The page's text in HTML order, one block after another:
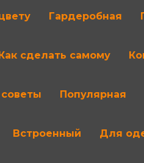
Гардеробная
сделать самому
Популярная
Встроенный Для